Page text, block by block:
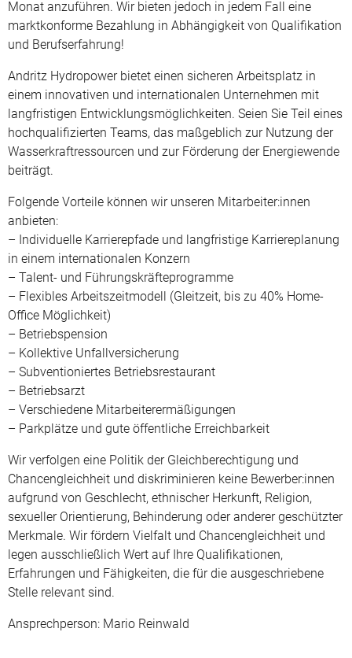
Monat anzuführen. Wir bieten jedoch in jedem Fall eine
marktkonforme Bezahlung in Abhängigkeit von Qualifikation
und Berufserfahrung!
Andritz Hydropower bietet einen sicheren Arbeitsplatz in
einem innovativen und internationalen Unternehmen mit
langfristigen Entwicklungsmöglichkeiten. Seien Sie Teil eines
hochqualifizierten Teams, das maßgeblich zur Nutzung der
Wasserkraftressourcen und zur Förderung der Energiewende
beiträgt.
Folgende Vorteile können wir unseren Mitarbeiter:innen
anbieten:
– Individuelle Karrierepfade und langfristige Karriereplanung
in einem internationalen Konzern
– Talent- und Führungskräfteprogramme
– Flexibles Arbeitszeitmodell (Gleitzeit, bis zu 40% Home-
Office Möglichkeit)
– Betriebspension
– Kollektive Unfallversicherung
– Subventioniertes Betriebsrestaurant
– Betriebsarzt
– Verschiedene Mitarbeiterermäßigungen
– Parkplätze und gute öffentliche Erreichbarkeit
Wir verfolgen eine Politik der Gleichberechtigung und
Chancengleichheit und diskriminieren keine Bewerber:innen
aufgrund von Geschlecht, ethnischer Herkunft, Religion,
sexueller Orientierung, Behinderung oder anderer geschützter
Merkmale. Wir fördern Vielfalt und Chancengleichheit und
legen ausschließlich Wert auf Ihre Qualifikationen,
Erfahrungen und Fähigkeiten, die für die ausgeschriebene
Stelle relevant sind.
Ansprechperson: Mario Reinwald